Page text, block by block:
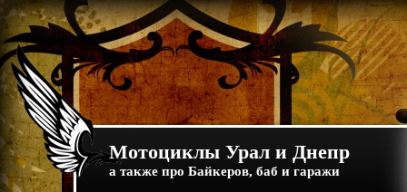
Мотоциклы Урал и Днепр
а также про Байкеров, баб и гаражи